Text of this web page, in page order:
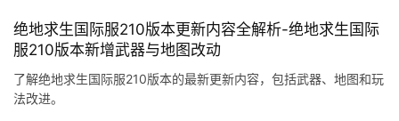
绝地求生国际服210版本更新内容全解析-绝地求生国际
服210版本新增武器与地图改动
了解绝地求生国际服210版本的最新更新内容，包括武器、地图和玩
法改进。